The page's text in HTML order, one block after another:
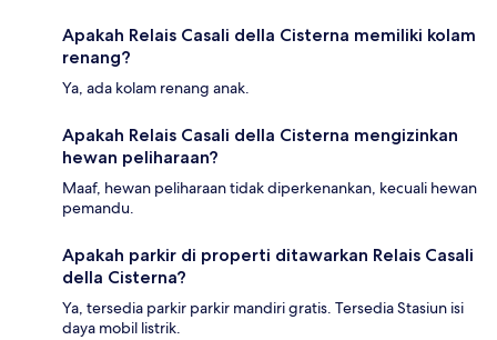
Apakah Relais Casali della Cisterna memiliki kolam
renang?
Ya, ada kolam renang anak.
Apakah Relais Casali della Cisterna mengizinkan
hewan peliharaan?
Maaf, hewan peliharaan tidak diperkenankan, kecuali hewan
pemandu.
Apakah parkir di properti ditawarkan Relais Casali
della Cisterna?
Ya, tersedia parkir parkir mandiri gratis. Tersedia Stasiun isi
daya mobil listrik.